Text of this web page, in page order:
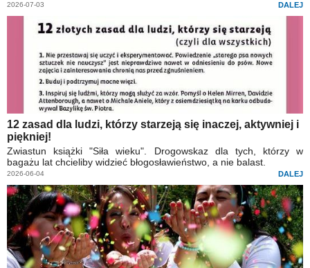
2026-07-03 DALEJ
12 zasad dla ludzi, którzy starzeją się inaczej, aktywniej i
piękniej!
Zwiastun książki "Siła wieku". Drogowskaz dla tych, którzy w
bagażu lat chcieliby widzieć błogosławieństwo, a nie balast.
2026-06-04 DALEJ